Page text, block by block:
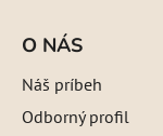
O NÁS
Náš príbeh
Odborný profil